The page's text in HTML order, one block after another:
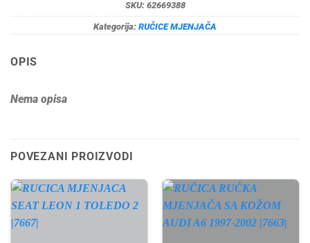
SKU: 62669388
Kategorija: RUČICE MJENJAČA
OPIS
Nema opisa
POVEZANI PROIZVODI